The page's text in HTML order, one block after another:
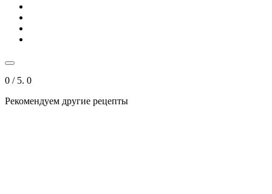
0 / 5. 0
Рекомендуем другие рецепты